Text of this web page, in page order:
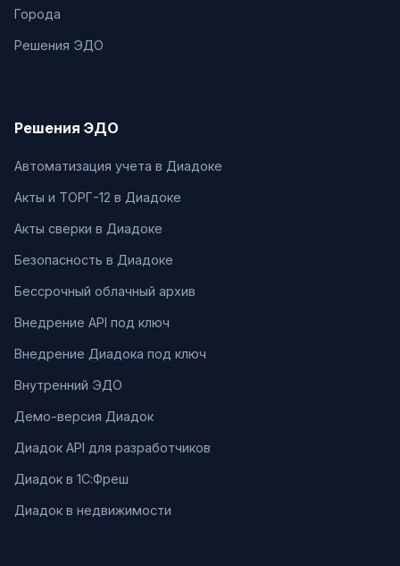
Города
Решения ЭДО
Решения ЭДО
Автоматизация учета в Диадоке
Акты и ТОРГ-12 в Диадоке
Акты сверки в Диадоке
Безопасность в Диадоке
Бессрочный облачный архив
Внедрение API под ключ
Внедрение Диадока под ключ
Внутренний ЭДО
Демо-версия Диадок
Диадок API для разработчиков
Диадок в 1С:Фреш
Диадок в недвижимости